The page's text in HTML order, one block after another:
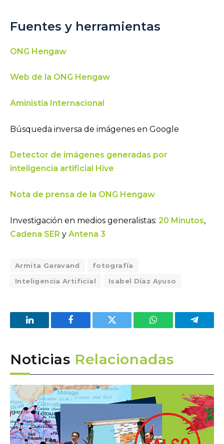
Fuentes y herramientas
ONG Hengaw
Web de la ONG Hengaw
Aministía Internacional
Búsqueda inversa de imágenes en Google
Detector de imágenes generadas por
inteligencia artificial Hive
Nota de prensa de la ONG Hengaw
Investigación en medios generalistas: 20 Minutos,
Cadena SER y Antena 3
Armita Garavand
fotografía
Inteligencia Artificial
Isabel Díaz Ayuso
LinkedIn Facebook Twitter WhatsApp
Noticias Relacionadas